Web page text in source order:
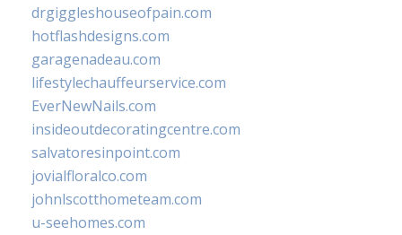
drgiggleshouseofpain.com
hotflashdesigns.com
garagenadeau.com
lifestylechauffeurservice.com
EverNewNails.com
insideoutdecoratingcentre.com
salvatoresinpoint.com
jovialfloralco.com
johnlscotthometeam.com
u-seehomes.com